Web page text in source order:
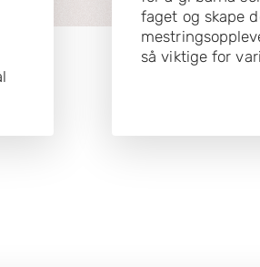
faget og skape
så viktige for